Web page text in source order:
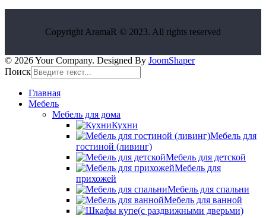
Copyright AramaR © 2023. All rights reserved
© 2026 Your Company. Designed By JoomShaper
Поиск
Главная
Мебель
Мебель для дома
Кухни
Мебель для
гостиной (ливинг)
Мебель для детской
Мебель для
прихожей
Мебель для спальни
Мебель для ванной